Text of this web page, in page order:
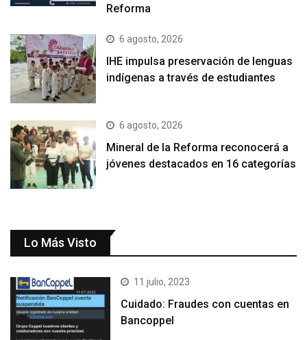
Reforma
6 agosto, 2026
IHE impulsa preservación de lenguas
indígenas a través de estudiantes
6 agosto, 2026
Mineral de la Reforma reconocerá a
jóvenes destacados en 16 categorías
Lo Más Visto
11 julio, 2023
Cuidado: Fraudes con cuentas en
Bancoppel